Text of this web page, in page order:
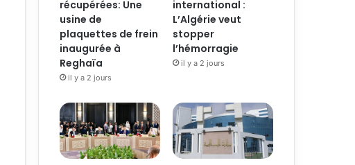
récupérées: Une
usine de
plaquettes de frein
inaugurée à
Reghaïa
il y a 2 jours
international :
L’Algérie veut
stopper
l’hémorragie
il y a 2 jours